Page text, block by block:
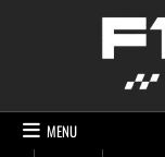
MENU